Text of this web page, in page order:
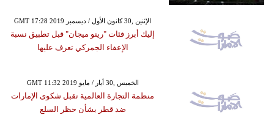
GMT 17:28 2019 الإثنين ,30 كانون الأول / ديسمبر
إليك أبرز فئات "رينو ميجان" قبل تطبيق نسبة
الإعفاء الجمركي تعرف عليها
GMT 11:32 2019 الخميس ,30 أيار / مايو
منظمة التجارة العالمية تقبل شكوى الإمارات
ضد قطر بشأن حظر السلع